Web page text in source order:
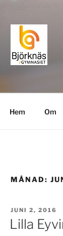
Hem Om
MÅNAD:
PUBLICERAT
JUNI 2, 2016
Lilla